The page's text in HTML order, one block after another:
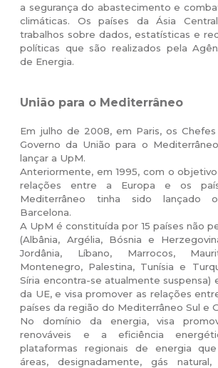
a segurança do abastecimento e
climáticas. Os países da Ásia
trabalhos sobre dados, estatísticas e
políticas que são realizados pela
de Energia.
União para o Mediterrâneo
Em julho de 2008, em Paris, os
Governo da União para o
lançar a UpM.
Anteriormente, em 1995, com o
relações entre a Europa e os
Mediterrâneo tinha sido lançado
Barcelona.
A UpM é constituída por 15 países não
(Albânia, Argélia, Bósnia e
Jordânia, Líbano, Marrocos,
Montenegro, Palestina, Tunísia e
Síria encontra-se atualmente suspensa)
da UE, e visa promover as relações
países da região do Mediterrâneo Sul e
No domínio da energia, visa
renováveis e a eficiência
plataformas regionais de energia
áreas, designadamente, gás